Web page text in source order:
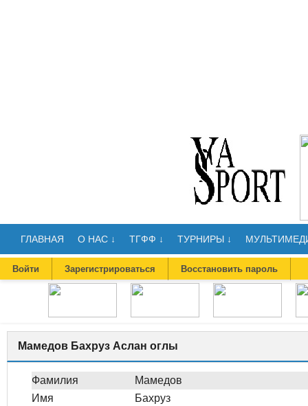
ГЛАВНАЯ О НАС ↓ ТГФФ ↓ ТУРНИРЫ ↓
Войти Зарегистрироваться Восстановить пароль
Мамедов Бахруз Аслан оглы
Фамилия
Мамедов
Имя
Бахруз